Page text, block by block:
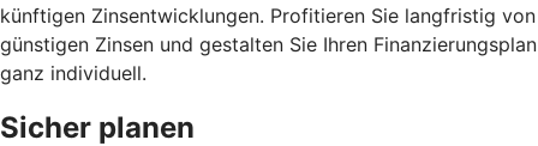
künftigen Zinsentwicklungen. Profitieren Sie langfristig von
günstigen Zinsen und gestalten Sie Ihren Finanzierungsplan
ganz individuell.
Sicher planen